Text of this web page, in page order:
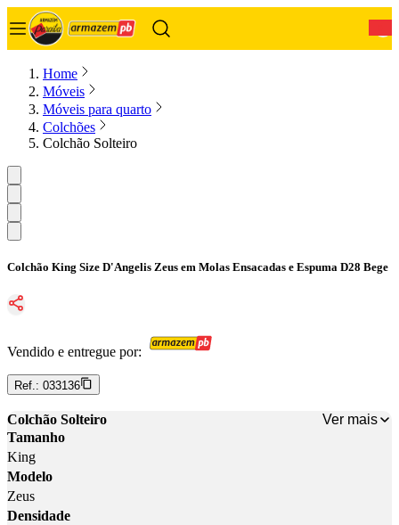
Home
Móveis
Móveis para quarto
Colchões
Colchão Solteiro
Colchão King Size D'Angelis Zeus em Molas Ensacadas e Espuma D28 Bege
Vendido e entregue por:
Ref.: 033136
Colchão Solteiro
Ver mais
Tamanho
King
Modelo
Zeus
Densidade